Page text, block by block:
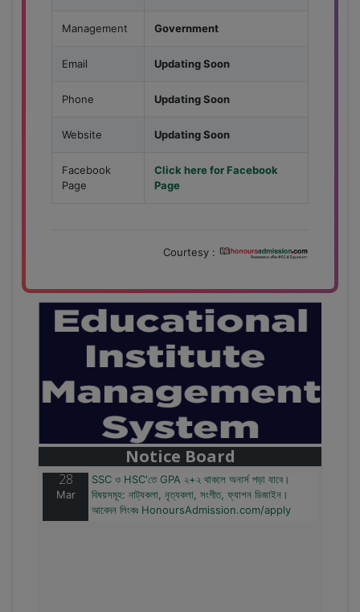
Management Government
Email Updating Soon
Phone Updating Soon
Website Updating Soon
Facebook
Page
Click here for Facebook
Page
Courtesy :
Notice Board
বাজেটের মধ্যে প্রাইভেট ইউনিভার্সিটিতে অনার্স পড়ার সুযোগ।
২০টির অধিক বিষয়, ৪ বছরে মোট খরচ ২ লক্ষ থেকে ৫ লক্ষ টাকা।
আবেদন লিংকঃ HonoursAdmission.com/apply
28
Mar
SSC ও HSC'তে GPA ২+২ থাকলে অনার্স পড়া যাবে।
বিষয়সমূহ: নাট্যকলা, নৃত্যকলা, সংগীত, ফ্যাশন ডিজাইন।
আবেদন লিংকঃ HonoursAdmission.com/apply